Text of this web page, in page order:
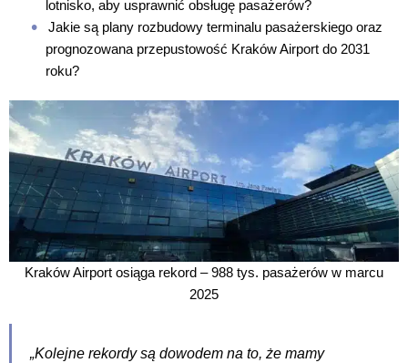
lotnisko, aby usprawnić obsługę pasażerów?
Jakie są plany rozbudowy terminalu pasażerskiego oraz
prognozowana przepustowość Kraków Airport do 2031
roku?
Kraków Airport osiąga rekord – 988 tys. pasażerów w marcu
2025
„Kolejne rekordy są dowodem na to, że mamy